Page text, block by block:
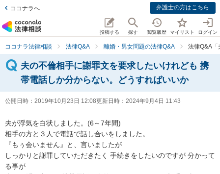
ココナラへ 弁護士の方はこちら
投稿する 探す 閲覧履歴 マイリスト ログイン
ココナラ法律相談 法律Q&A 離婚・男女問題の法律Q&A 法律Q&A「
夫の不倫相手に謝罪文を要求したいけれども 携
帯電話しか分からない。どうすればいいか
公開日時： 2019年10月23日 12:08更新日時： 2024年9月4日 11:43
夫が浮気を白状しました。(6～7年間)
相手の方と３人で電話で話し合いをしました。
『もぅ会いません』と、言いましたが
しっかりと謝罪していただきたく 手続きをしたいのですが 分かって
る事が